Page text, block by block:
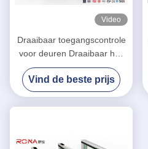
Video
Draaibaar toegangscontrole
voor deuren Draaibaar hek
Draaibaar hek voor
kantoorgebouwen
Vind de beste prijs